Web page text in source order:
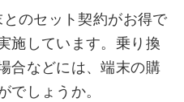
のセット契約がお得で
施しています。乗り換
合などには、端末の購
でしょうか。